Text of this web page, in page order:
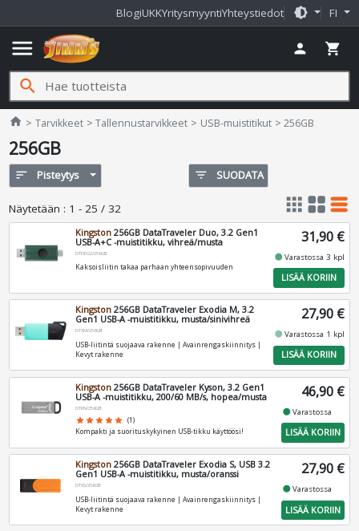
BlogiUKKYritysmyyntiYhteystiedot brightness_medium FI
menu person shopping_cart
search
home Jimms.fi
Tarvikkeet Tallennustarvikkeet USB-muistitikut 256GB
256GB
sort Pisteytys filter_list SUODATA
Näytetään : 1 - 25 / 32 apps grid_view table_rows
Kingston 256GB DataTraveler Duo, 3.2 Gen1
USB-A+C -muistitikku, vihreä/musta
DTDEG2/256GB
Kaksoisliitin takaa parhaan yhteensopivuuden
31,90 €
fiber_manual_recordVarastossa 3 kpl
LISÄÄ KORIIN
Kingston 256GB DataTraveler Exodia M, 3.2
Gen1 USB-A -muistitikku, musta/sinivihreä
DTXM/256GB
USB-liitintä suojaava rakenne | Avainrengaskiinnitys |
Kevyt rakenne
27,90 €
fiber_manual_recordVarastossa 1 kpl
LISÄÄ KORIIN
Kingston 256GB DataTraveler Kyson, 3.2 Gen1
USB-A -muistitikku, 200/60 MB/s, hopea/musta
DTKN/256GB
star star star star star (1)
Kompakti ja suorituskykyinen USB-tikku käyttöösi!
46,90 €
fiber_manual_recordVarastossa
LISÄÄ KORIIN
Kingston 256GB DataTraveler Exodia S, USB 3.2
Gen1 USB-A -muistitikku, musta/oranssi
DTXS/256GB
USB-liitintä suojaava rakenne | Avainrengaskiinnitys |
Kevyt rakenne
27,90 €
fiber_manual_recordVarastossa
LISÄÄ KORIIN